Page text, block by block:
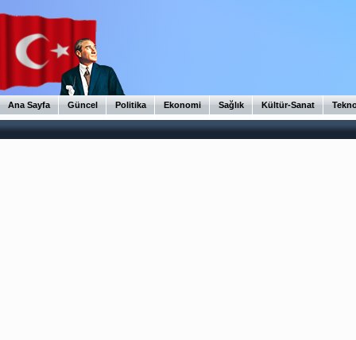
Ana Sayfa Güncel Politika Ekonomi Sağlık Kültür-Sanat